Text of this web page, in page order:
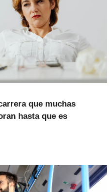
que muchas
hasta que es